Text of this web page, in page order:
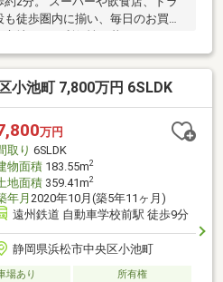
徒歩圏内に揃い、毎日のお買い
地です。利便性と暮らしやすさ
始めませんか。将来的な介護に
となっています。ご家族みんな
です。現地調査では、雨漏りや
不具合は確認されておらず、現
状態です。ご購入後は、お好みに
生活をスタートすることもできま
、お気軽にお問い合わせくださ
小池町 7,800万円 6SLDK
万円
取り 6SLDK
物面積183.55m2
地面積359.41m2
年月 2020年10月(築5年11ヶ月)
遠州鉄道 自動車学校前駅 徒歩9分
静岡県浜松市中央区小池町
場あり 所有権